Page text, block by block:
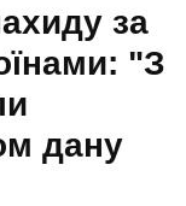
за
"З
дану